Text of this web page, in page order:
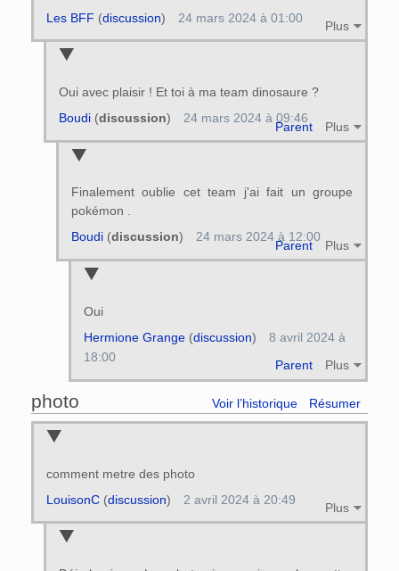
Plus
Les BFF (discussion) 24 mars 2024 à 01:00
Oui avec plaisir ! Et toi à ma team dinosaure ?
Parent Plus
Boudi(discussion) 24 mars 2024 à 09:46
Finalement oublie cet team j'ai fait un groupe
pokémon .
Parent Plus
Boudi(discussion) 24 mars 2024 à 12:00
Oui
Parent Plus
Hermione Grange(discussion)
8 avril 2024 à
18:00
photo Voir l’historique Résumer
comment metre des photo
Plus
LouisonC(discussion) 2 avril 2024 à 20:49